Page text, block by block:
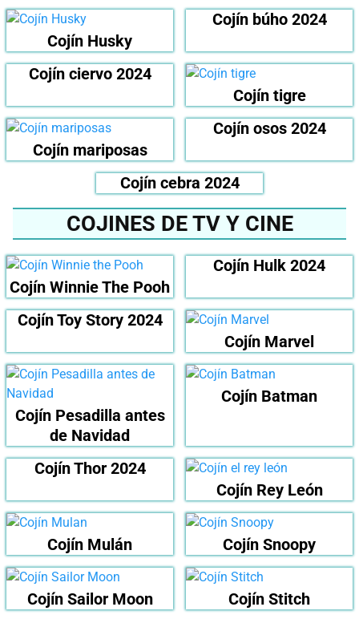
Cojín Husky
Cojín búho 2024
Cojín ciervo 2024
Cojín tigre
Cojín mariposas
Cojín osos 2024
Cojín cebra 2024
COJINES DE TV Y CINE
Cojín Winnie The Pooh
Cojín Hulk 2024
Cojín Toy Story 2024
Cojín Marvel
Cojín Pesadilla antes
de Navidad
Cojín Batman
Cojín Thor 2024
Cojín Rey León
Cojín Mulán Cojín Snoopy
Cojín Sailor Moon Cojín Stitch